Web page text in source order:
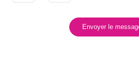
Envoyer le